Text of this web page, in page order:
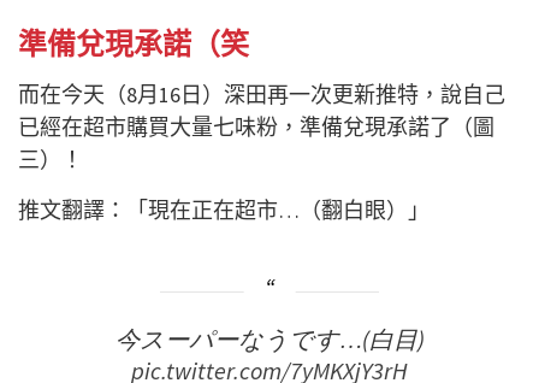
準備兌現承諾（笑
而在今天（8月16日）深田再一次更新推特，說自己
已經在超市購買大量七味粉，準備兌現承諾了（圖
三）！
推文翻譯：「現在正在超市…（翻白眼）」
今スーパーなうです…(白目)
pic.twitter.com/7yMKXjY3rH